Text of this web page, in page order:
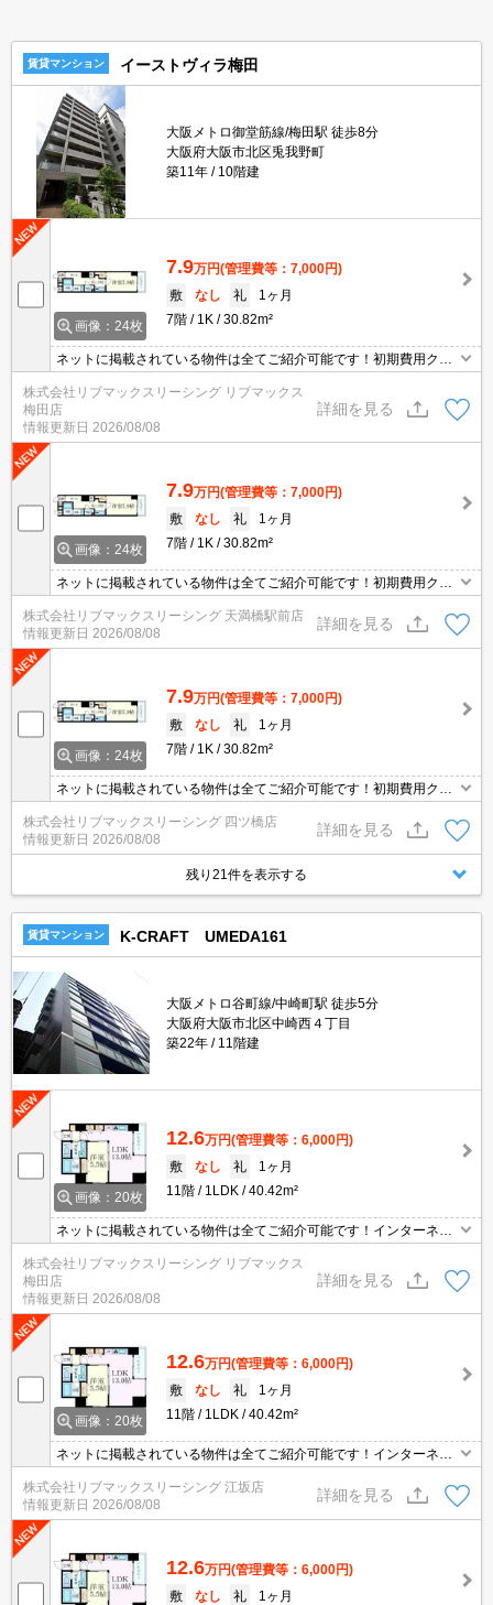
賃貸マンション イーストヴィラ梅田
大阪メトロ御堂筋線/梅田駅 徒歩8分
大阪府大阪市北区兎我野町
築11年
10階建
画像：24枚
7.9万円(管理費等：7,000円)
敷
なし 礼
1ヶ月
7階
1K 30.82m²
ネットに掲載されている物件は全てご紹介可能です！初期費用クレ
ジット決済可★梅田駅まで徒歩圏内★弊社は天満橋駅前店、新大阪
駅前店、梅田店、江坂店、四ツ橋店ご希望の店舗でご対応可能です
★女性スタッフ・ベテランスタッフ在籍★何でもご相談ください。
内見代行・写真撮影/動画撮影/WEB契約等来店不要でご契約可能で
す。
株式会社リブマックスリーシング リブマックス
梅田店
情報更新日 2026/08/08
詳細を見る
画像：24枚
7.9万円(管理費等：7,000円)
敷
なし 礼
1ヶ月
7階
1K 30.82m²
ネットに掲載されている物件は全てご紹介可能です！初期費用クレ
ジット決済可★梅田駅まで徒歩圏内★弊社は天満橋駅前店、新大阪
駅前店、梅田店、江坂店、四ツ橋店ご希望の店舗でご対応可能です
★女性スタッフ・ベテランスタッフ在籍★何でもご相談ください。
内見代行・写真撮影/動画撮影/WEB契約等来店不要でご契約可能で
株式会社リブマックスリーシング 天満橋駅前店
情報更新日 2026/08/08
詳細を見る
画像：24枚
7.9万円(管理費等：7,000円)
敷
なし 礼
1ヶ月
7階
1K 30.82m²
ネットに掲載されている物件は全てご紹介可能です！初期費用クレ
ジット決済可★梅田駅まで徒歩圏内★弊社は天満橋駅前店、新大阪
駅前店、梅田店、江坂店、四ツ橋店ご希望の店舗でご対応可能です
★女性スタッフ・ベテランスタッフ在籍★何でもご相談ください。
内見代行・写真撮影/動画撮影/WEB契約等来店不要でご契約可能で
株式会社リブマックスリーシング 四ツ橋店
情報更新日 2026/08/08
詳細を見る
残り21件を表示する
賃貸マンション K-CRAFT UMEDA161
大阪メトロ谷町線/中崎町駅 徒歩5分
大阪府大阪市北区中崎西４丁目
築22年
11階建
画像：20枚
12.6万円(管理費等：6,000円)
敷
なし 礼
1ヶ月
11階
1LDK 40.42m²
ネットに掲載されている物件は全てご紹介可能です！インターネッ
ト無料★初期費用クレジット決済可★弊社は天満橋駅前店、新大阪
駅前店、梅田店、江坂店、四ツ橋店ご希望の店舗でご対応可能です
★女性スタッフ・ベテランスタッフ在籍★何でもご相談ください。
内見代行・写真撮影/動画撮影/WEB契約等来店不要でご契約可能で
す。
株式会社リブマックスリーシング リブマックス
梅田店
情報更新日 2026/08/08
詳細を見る
画像：20枚
12.6万円(管理費等：6,000円)
敷
なし 礼
1ヶ月
11階
1LDK 40.42m²
ネットに掲載されている物件は全てご紹介可能です！インターネッ
ト無料★初期費用クレジット決済可★弊社は天満橋駅前店、新大阪
駅前店、梅田店、江坂店、四ツ橋店ご希望の店舗でご対応可能です
★女性スタッフ・ベテランスタッフ在籍★何でもご相談ください。
内見代行・写真撮影/動画撮影/WEB契約等来店不要でご契約可能で
株式会社リブマックスリーシング 江坂店
情報更新日 2026/08/08
詳細を見る
12.6万円(管理費等：6,000円)
敷
なし 礼
1ヶ月